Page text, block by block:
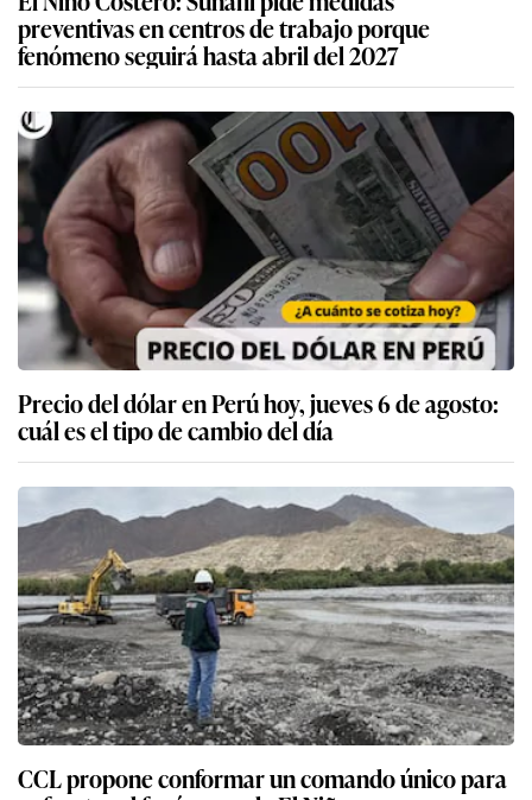
preventivas en centros de trabajo porque
fenómeno seguirá hasta abril del 2027
Precio del dólar en Perú hoy, jueves 6 de agosto:
cuál es el tipo de cambio del día
CCL propone conformar un comando único para